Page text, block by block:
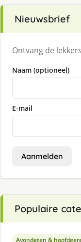
Nieuwsbrief
Ontvang de
Naam (optioneel)
E-mail
Aanmelden
Populaire
Avondeten &